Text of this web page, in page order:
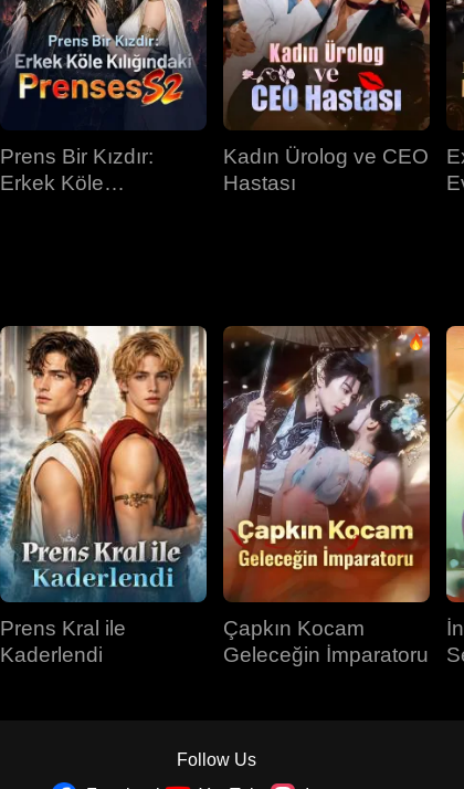
Prens Bir Kızdır:
Erkek Köle
Kadın Ürolog ve CEO
Hastası
Prens Kral ile
Kaderlendi
Çapkın Kocam
Geleceğin İmparatoru
Follow Us